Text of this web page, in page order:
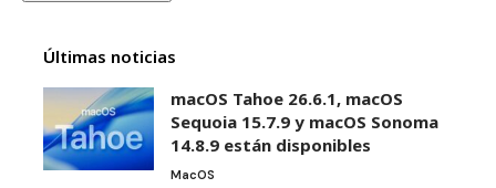
Últimas noticias
macOS Tahoe 26.6.1, macOS
Sequoia 15.7.9 y macOS Sonoma
14.8.9 están disponibles
MacOS